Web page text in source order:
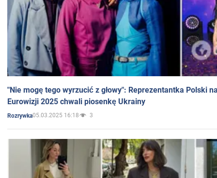
"Nie mogę tego wyrzucić z głowy": Reprezentantka Polski
Eurowizji 2025 chwali piosenkę Ukrainy
Rozrywka05.03.2025 16:18 3